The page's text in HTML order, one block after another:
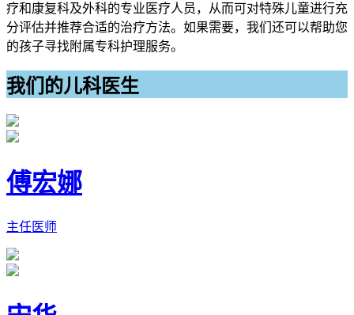
疗和康复科及外科的专业医疗人员，从而可对特殊儿童进行充
分评估并推荐合适的治疗方法。如果需要，我们还可以帮助您
的孩子寻找附属专科护理服务。
我们的儿科医生
傅宏娜
主任医师